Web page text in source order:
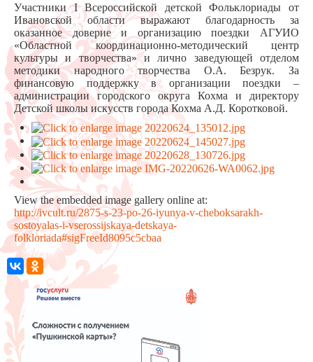
Участники I Всероссийской детской Фольклориады от
Ивановской области выражают благодарность за
оказанное доверие и организацию поездки АГУИО
«Областной координационно-методический центр
культуры и творчества» и лично заведующей отделом
методики народного творчества О.А. Безрук. За
финансовую поддержку в организации поездки –
администрации городского округа Кохма и директору
Детской школы искусств города Кохма А.Д. Коротковой.
View the embedded image gallery online at:
http://ivcult.ru/2875-s-23-po-26-iyunya-v-cheboksarakh-
sostoyalas-i-vserossijskaya-detskaya-
folkloriada#sigFreeId8095c5cbaa